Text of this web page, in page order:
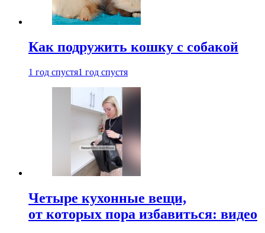
Как подружить кошку с собакой
1 год спустя1 год спустя
Четыре кухонные вещи,
от которых пора избавиться: видео